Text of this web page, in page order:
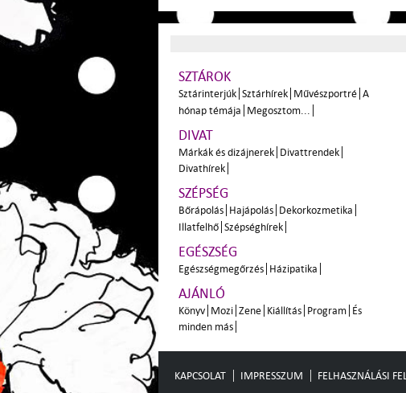
SZTÁROK
Sztárinterjúk Sztárhírek Művészportré A
hónap témája Megosztom...
DIVAT
Márkák és dizájnerek Divattrendek
Divathírek
SZÉPSÉG
Bőrápolás Hajápolás Dekorkozmetika
Illatfelhő Szépséghírek
EGÉSZSÉG
Egészségmegőrzés Házipatika
AJÁNLÓ
Könyv Mozi Zene Kiállítás Program És
minden más
KAPCSOLAT IMPRESSZUM FELHASZNÁLÁSI